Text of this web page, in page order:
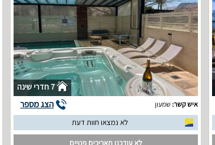
7 חדרי שינה
איש קשר: שמעון הצג מספר
לא נמצאו חוות דעת